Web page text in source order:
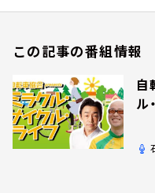
この記事の番組情報
ル